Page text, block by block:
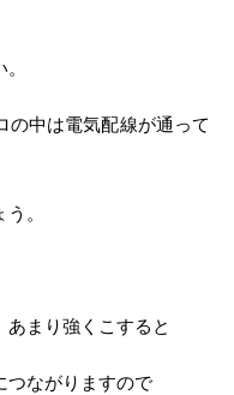
の中は電気配線が通って
。
まり強くこすると
つながりますので